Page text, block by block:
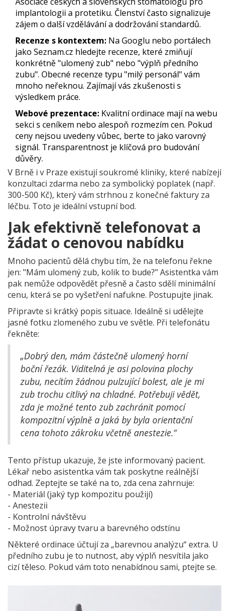
implantologii a protetiku. Členství často signalizuje
zájem o další vzdělávání a dodržování standardů.
Recenze s kontextem: Na Googlu nebo portálech
jako Seznam.cz hledejte recenze, které zmiňují
konkrétně "ulomený zub" nebo "výplň předního
zubu". Obecné recenze typu "milý personál" vám
mnoho neřeknou. Zajímají vás zkušenosti s
výsledkem práce.
Webové prezentace: Kvalitní ordinace mají na webu
sekci s ceníkem nebo alespoň rozmezím cen. Pokud
ceny nejsou uvedeny vůbec, berte to jako varovný
signál. Transparentnost je klíčová pro budování
důvěry.
V Brně i v Praze existují soukromé kliniky, které nabízejí
konzultaci zdarma nebo za symbolický poplatek (např.
300-500 Kč), který vám strhnou z konečné faktury za
léčbu. Toto je ideální vstupní bod.
Jak efektivně telefonovat a
žádat o cenovou nabídku
Mnoho pacientů dělá chybu tím, že na telefonu řekne
jen: "Mám ulomený zub, kolik to bude?" Asistentka vám
pak nemůže odpovědět přesně a často sdělí minimální
cenu, která se po vyšetření nafukne. Postupujte jinak.
Připravte si krátký popis situace. Ideálně si udělejte
jasné fotku zlomeného zubu ve světle. Při telefonátu
řekněte:
„Dobrý den, mám částečně ulomený horní
boční řezák. Viditelná je asi polovina plochy
zubu, necítím žádnou pulzující bolest, ale je mi
zub trochu citlivý na chladné. Potřebuji vědět,
zda je možné tento zub zachránit pomocí
kompozitní výplně a jaká by byla orientační
cena tohoto zákroku včetně anestezie.“
Tento přístup ukazuje, že jste informovaný pacient.
Lékař nebo asistentka vám tak poskytne reálnější
odhad. Zeptejte se také na to, zda cena zahrnuje:
- Materiál (jaký typ kompozitu použijí)
- Anestezii
- Kontrolní návštěvu
- Možnost úpravy tvaru a barevného odstínu
Některé ordinace účtují za „barevnou analýzu“ extra. U
předního zubu je to nutnost, aby výplň nesvítila jako
cizí těleso. Pokud vám toto nenabídnou sami, ptejte se.